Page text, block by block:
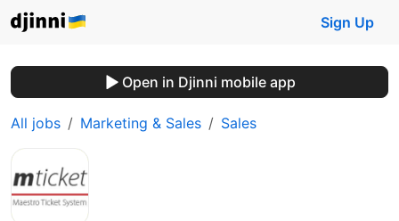
Sign Up
Open in Djinni mobile app
All jobs Marketing & Sales Sales